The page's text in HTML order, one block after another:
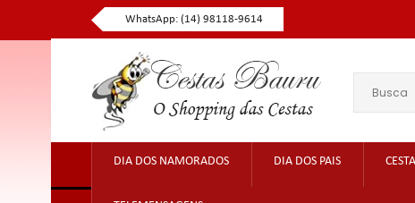
WhatsApp: (14) 98118-9614
DIA DOS NAMORADOS DIA DOS PAIS